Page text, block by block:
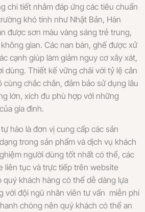
chi tiết nhằm đáp ứng các tiêu chuẩn
khó tính như Nhật Bản, Hàn
được sơn màu vàng sáng trẻ trung,
gian. Các nan bàn, ghế được xử
cạnh giúp làm giảm nguy cơ xây xát,
dùng. Thiết kế vững chãi với tỷ lệ cân
chắc chắn, đảm bảo sử dụng lâu
lớn, xích đu phù hợp với những
gia đình.
tự hào là đơn vị cung cấp các sản
trong sản phẩm và dịch vụ khách
người dùng tốt nhất có thể, các
liên tục và trực tiếp trên website
quý khách hàng có thể dễ dàng lựa
với đội ngũ nhân viên tư vấn miễn phí
chóng nên quý khách có thể an